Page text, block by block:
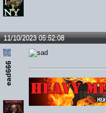
11/10/2023 05:52:08
ead666